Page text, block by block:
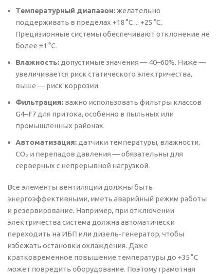
Температурный диапазон:желательно
поддерживать в пределах +18 °C…+25 °C.
Прецизионные системы обеспечивают отклонение не
более ±1 °C.
Влажность: допустимые значения — 40–60%. Ниже —
увеличивается риск статического электричества,
выше — риск коррозии.
Фильтрация: важно использовать фильтры классов
G4–F7 для притока, особенно в пыльных или
промышленных районах.
Автоматизация: датчики температуры, влажности,
CO₂ и перепадов давления — обязательны для
серверных с непрерывной нагрузкой.
Все элементы вентиляции должны быть
энергоэффективными, иметь аварийный режим работы
и резервирование. Например, при отключении
электричества система должна автоматически
переходить на ИБП или дизель-генератор, чтобы
избежать остановки охлаждения. Даже
кратковременное повышение температуры до +35 °C
может повредить оборудование. Поэтому грамотная